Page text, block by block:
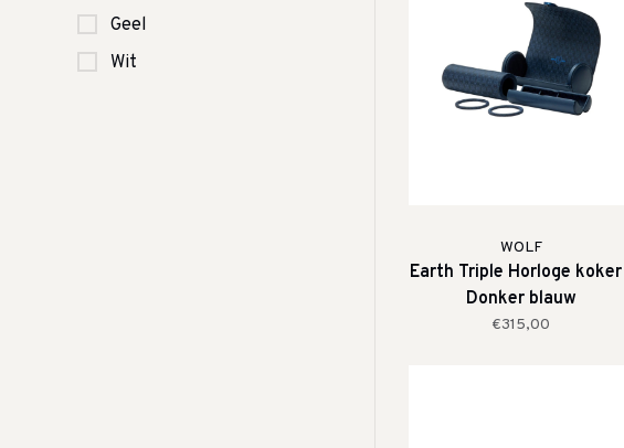
Geel
Wit
WOLF
Earth Triple Horloge
Donker blauw
€315,00